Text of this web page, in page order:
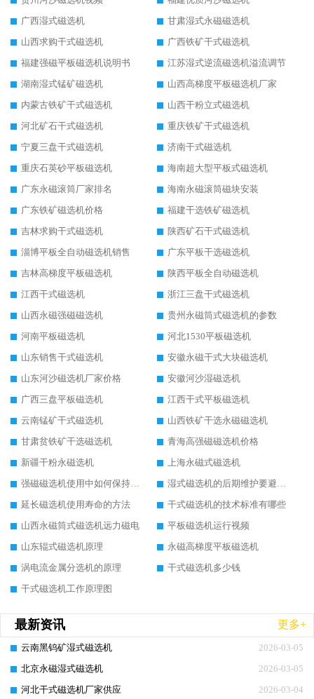
广西湿式磁选机
甘肃湿式永磁磁选机
山西求购干式磁选机
广西铁矿干式磁选机
福建强磁平板磁选机说明书
江苏湿式逆流磁选机溢流调节
湖南湿式锰矿磁选机
山西高梯度平板磁选机厂家
内蒙古铁矿干式磁选机
山西干粉立式磁选机
河北矿石干式磁选机
重庆铁矿干式磁选机
宁夏三盘干式磁选机
济南干式磁选机
重庆石英砂平板磁选机
海南超大型平板式磁选机
广东永磁滚筒厂家排名
海南永磁滚筒磁块安装
广东铁矿磁选机价格
福建干选铁矿磁选机
吉林求购干式磁选机
陕西矿石干式磁选机
淄博平板全自动磁选机销售
广东平板干选磁选机
吉林高梯度平板磁选机
陕西平板全自动磁选机
江西干式磁选机
浙江三盘干式磁选机
山西永磁强磁磁选机
贵州永磁筒式磁选机的参数
河南平板磁选机
河北1530平板磁选机
山东销售干式磁选机
安徽永磁干式大块磁选机
山东河沙磁选机厂家价格
安徽河沙湿磁选机
广西三盘平板磁选机
江西干式平板磁选机
云南锰矿干式磁选机
山西铁矿干选永磁磁选机
甘肃贫铁矿干选磁选机
青海高强磁磁选机价格
新疆干粉永磁选机
上海永磁式磁选机
强磁磁选机使用中如何保持其顺畅运行
湿式磁选机的后期维护要避开哪些坑
延长磁选机使用寿命的方法
干式磁选机的技术标准有哪些
山西永磁筒式磁选机远力磁电
平板磁选机运行视频
山东辊式磁选机原理
永磁高梯度平板磁选机
涡电流金属分选机的原理
干式磁选机多少钱
干式磁选机工作原理图
最新资讯 更多+
2026-03-05
云南黑钨矿湿式磁选机
2026-03-05
北京永磁湿式磁选机
2026-03-04
河北干式磁选机厂家供应